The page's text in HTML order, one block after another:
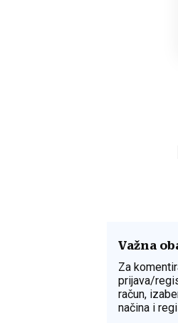
Važna
Za
prijava/
račun,
načina i